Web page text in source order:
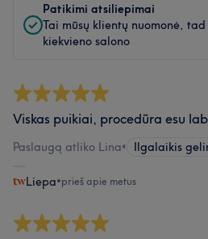
Patikimi atsiliepimai
Tai mūsų klientų nuomonė,
kiekvieno salono
Viskas puikiai, procedūra esu
Paslaugą atliko Lina• Ilgalaikis
Liepa•prieš apie metus